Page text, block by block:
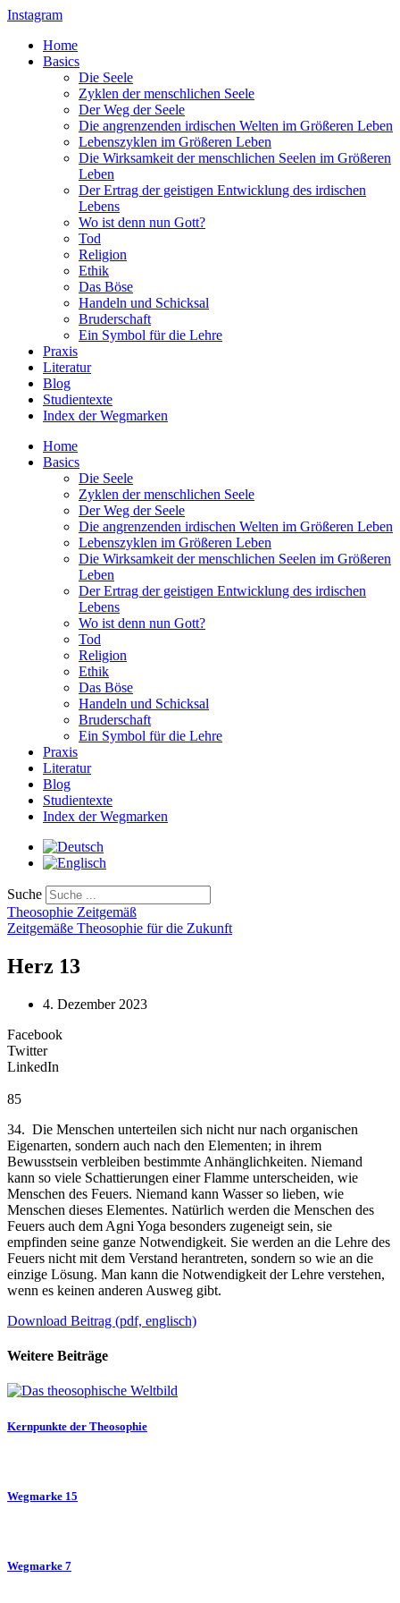
Instagram
Home
Basics
Die Seele
Zyklen der menschlichen Seele
Der Weg der Seele
Die angrenzenden irdischen Welten im Größeren Leben
Lebenszyklen im Größeren Leben
Die Wirksamkeit der menschlichen Seelen im Größeren
Leben
Der Ertrag der geistigen Entwicklung des irdischen
Lebens
Wo ist denn nun Gott?
Tod
Religion
Ethik
Das Böse
Handeln und Schicksal
Bruderschaft
Ein Symbol für die Lehre
Praxis
Literatur
Blog
Studientexte
Index der Wegmarken
Home
Basics
Die Seele
Zyklen der menschlichen Seele
Der Weg der Seele
Die angrenzenden irdischen Welten im Größeren Leben
Lebenszyklen im Größeren Leben
Die Wirksamkeit der menschlichen Seelen im Größeren
Leben
Der Ertrag der geistigen Entwicklung des irdischen
Lebens
Wo ist denn nun Gott?
Tod
Religion
Ethik
Das Böse
Handeln und Schicksal
Bruderschaft
Ein Symbol für die Lehre
Praxis
Literatur
Blog
Studientexte
Index der Wegmarken
Suche
Theosophie Zeitgemäß
Zeitgemäße Theosophie für die Zukunft
Herz 13
4. Dezember 2023
Facebook
Twitter
LinkedIn
85
34. Die Menschen unterteilen sich nicht nur nach organischen
Eigenarten, sondern auch nach den Elementen; in ihrem
Bewusstsein verbleiben bestimmte Anhänglichkeiten. Niemand
kann so viele Schattierungen einer Flamme unterscheiden, wie
Menschen des Feuers. Niemand kann Wasser so lieben, wie
Menschen dieses Elementes. Natürlich werden die Menschen des
Feuers auch dem Agni Yoga besonders zugeneigt sein, sie
empfinden seine ganze Notwendigkeit. Sie werden an die Lehre des
Feuers nicht mit dem Verstand herantreten, sondern so wie an die
einzige Lösung. Man kann die Notwendigkeit der Lehre verstehen,
wenn es keinen anderen Ausweg gibt.
Download Beitrag (pdf, englisch)
Weitere Beiträge
Kernpunkte der Theosophie
Wegmarke 15
Wegmarke 7